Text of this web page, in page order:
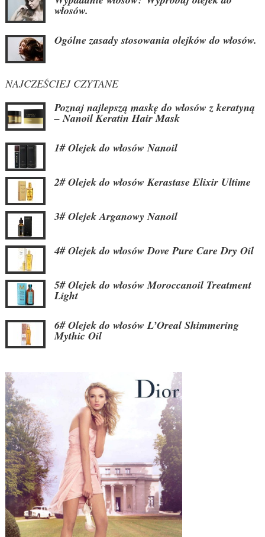
włosów.
Ogólne zasady stosowania olejków do włosów.
NAJCZEŚCIEJ CZYTANE
Poznaj najlepszą maskę do włosów z keratyną
– Nanoil Keratin Hair Mask
1# Olejek do włosów Nanoil
2# Olejek do włosów Kerastase Elixir Ultime
3# Olejek Arganowy Nanoil
4# Olejek do włosów Dove Pure Care Dry Oil
5# Olejek do włosów Moroccanoil Treatment
Light
6# Olejek do włosów L’Oreal Shimmering
Mythic Oil